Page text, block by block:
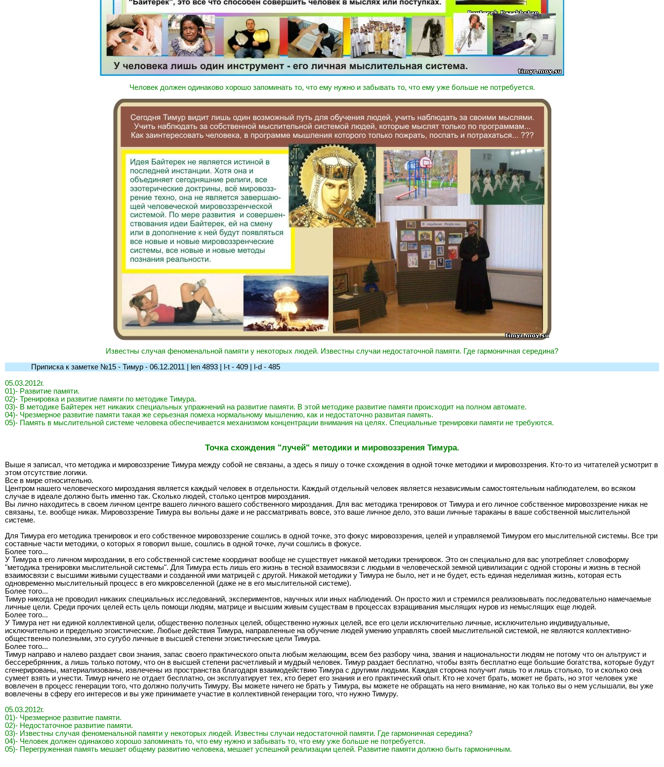
Человек должен одинаково хорошо запоминать то, что ему нужно и забывать то, что ему уже больше не потребуется.
Известны случая феноменальной памяти у некоторых людей. Известны случаи недостаточной памяти. Где гармоничная середина?
Приписка к заметке №15 - Тимур - 06.12.2011 | len 4893 | l-t - 409 | l-d - 485
05.03.2012г.
01)- Развитие памяти.
02)- Тренировка и развитие памяти по методике Тимура.
03)- В методике Байтерек нет никаких специальных упражнений на развитие памяти. В этой методике развитие памяти происходит на полном автомате.
04)- Чрезмерное развитие памяти такая же серьезная помеха нормальному мышлению, как и недостаточно развитая память.
05)- Память в мыслительной системе человека обеспечивается механизмом концентрации внимания на целях. Специальные тренировки памяти не требуются.
Точка схождения "лучей" методики и мировоззрения Тимура.
Выше я записал, что методика и мировоззрение Тимура между собой не связаны, а здесь я пишу о точке схождения в одной точке методики и мировоззрения. Кто-то из читателей усмотрит в
этом отсутствие логики.
Все в мире относительно.
Центром нашего человеческого мироздания является каждый человек в отдельности. Каждый отдельный человек является независимым самостоятельным наблюдателем, во всяком
случае в идеале должно быть именно так. Сколько людей, столько центров мироздания.
Вы лично находитесь в своем личном центре вашего личного вашего собственного мироздания. Для вас методика тренировок от Тимура и его личное собственное мировоззрение никак не
связаны, т.е. вообще никак. Мировоззрение Тимура вы вольны даже и не рассматривать вовсе, это ваше личное дело, это ваши личные тараканы в ваше собственной мыслительной
системе.
Для Тимура его методика тренировок и его собственное мировоззрение сошлись в одной точке, это фокус мировоззрения, целей и управляемой Тимуром его мыслительной системы. Все три
составные части методики, о которых я говорил выше, сошлись в одной точке, лучи сошлись в фокусе.
Более того...
У Тимура в его личном мироздании, в его собственной системе координат вообще не существует никакой методики тренировок. Это он специально для вас употребляет словоформу
"методика тренировки мыслительной системы". Для Тимура есть лишь его жизнь в тесной взаимосвязи с людьми в человеческой земной цивилизации с одной стороны и жизнь в тесной
взаимосвязи с высшими живыми существами и созданной ими матрицей с другой. Никакой методики у Тимура не было, нет и не будет, есть единая неделимая жизнь, которая есть
одновременно мыслительный процесс в его микровселенной (даже не в его мыслительной системе).
Более того...
Тимур никогда не проводил никаких специальных исследований, экспериментов, научных или иных наблюдений. Он просто жил и стремился реализовывать последовательно намечаемые
личные цели. Среди прочих целей есть цель помощи людям, матрице и высшим живым существам в процессах взращивания мыслящих нуров из немыслящих еще людей.
Более того...
У Тимура нет ни единой коллективной цели, общественно полезных целей, общественно нужных целей, все его цели исключительно личные, исключительно индивидуальные,
исключительно и предельно эгоистические. Любые действия Тимура, направленные на обучение людей умению управлять своей мыслительной системой, не являются коллективно-
общественно полезными, это сугубо личные в высшей степени эгоистические цели Тимура.
Более того...
Тимур направо и налево раздает свои знания, запас своего практического опыта любым желающим, всем без разбору чина, звания и национальности людям не потому что он альтруист и
бессеребрянник, а лишь только потому, что он в высшей степени расчетливый и мудрый человек. Тимур раздает бесплатно, чтобы взять бесплатно еще большие богатства, которые будут
сгенерированы, материализованы, извлечены из пространства благодаря взаимодействию Тимура с другими людьми. Каждая сторона получит лишь то и лишь столько, то и сколько она
сумеет взять и унести. Тимур ничего не отдает бесплатно, он эксплуатирует тех, кто берет его знания и его практический опыт. Кто не хочет брать, может не брать, но этот человек уже
вовлечен в процесс генерации того, что должно получить Тимуру. Вы можете ничего не брать у Тимура, вы можете не обращать на него внимание, но как только вы о нем услышали, вы уже
вовлечены в сферу его интересов и вы уже принимаете участие в коллективной генерации того, что нужно Тимуру.
05.03.2012г.
01)- Чрезмерное развитие памяти.
02)- Недостаточное развитие памяти.
03)- Известны случая феноменальной памяти у некоторых людей. Известны случаи недостаточной памяти. Где гармоничная середина?
04)- Человек должен одинаково хорошо запоминать то, что ему нужно и забывать то, что ему уже больше не потребуется.
05)- Перегруженная память мешает общему развитию человека, мешает успешной реализации целей. Развитие памяти должно быть гармоничным.